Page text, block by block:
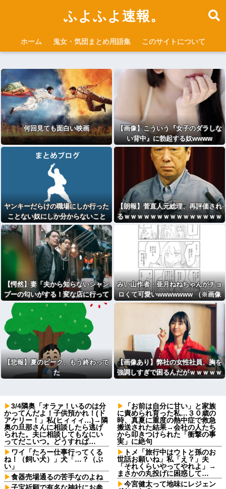
ふよふよ速報。
ホーム 鬼女・気団まとめ用語集 このサイトについて
何回見ても面白い映画
【画像】こういう『女子のダラしな
い背中』に勃起する奴wwww
ヤンキーだらけの職場にしか行った
ことない奴にしか分からないこと
【朗報】菅直人元総理、再評価され
るｗｗｗｗｗｗｗｗｗｗｗｗｗｗｗ
ｗｗｗ
【愕然】妻「夫から知らないシャン
プーの匂いがする！変な店に行って
るに違いない！！！」探偵「調べた
ところ･･･」⇒結果ｗｗ
みい山作者・亜月ねねちゃんがチョ
ロくて可愛いwwwwwww （※画像
あり）
【悲報】夏のピーク、もう終わって
た
【画像あり】弊社の女性社員、胸を
強調しすぎで困るんだがｗｗｗｗｗ
3/4隣奥「オラァ！いるのは分
かってんだよ！子供預かれ！(ド
アケリー！」私(ヒィィィ…)→隣
奥の旦那さんに相談したら逃げ
られた。夫に相談してもなにい
ってだこいつ。どうすれば…
ワイ「たろー仕事行ってくる
ね！（飼い犬）」犬「…？（ぷ
い」
食器売場通るの苦手なのよね
「お前は自分に甘い」と家族
に責められ育った私…３０歳の
時、真夏に重度の熱中症で救急
搬送された結果→会社の人たち
から叩きつけられた「衝撃の事
実」に絶句
トメ「旅行中はウトと孫のお
世話お願いね」私「え？」夫
「それくらいやってやれよ」→
まさかの丸投げに困惑して…
今宮健太って地味にレジェン